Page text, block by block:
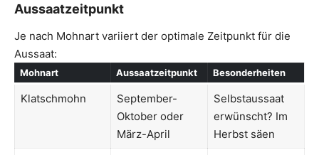
Aussaatzeitpunkt
Je nach Mohnart variiert der optimale Zeitpunkt für die
Aussaat:
Mohnart Aussaatzeitpunkt Besonderheiten
Klatschmohn
September-
Oktober oder
März-April
Selbstaussaat
erwünscht? Im
Herbst säen